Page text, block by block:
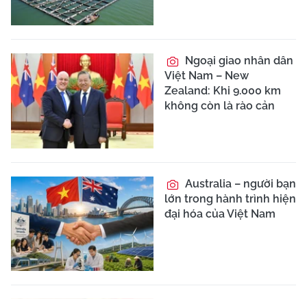
Ngoại giao nhân dân
Việt Nam – New
Zealand: Khi 9.000 km
không còn là rào cản
Australia – người bạn
lớn trong hành trình hiện
đại hóa của Việt Nam